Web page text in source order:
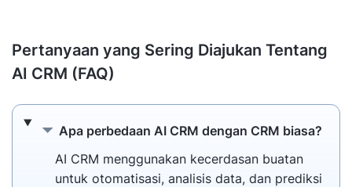
Pertanyaan yang Sering Diajukan Tentang
AI CRM (FAQ)
Apa perbedaan AI CRM dengan CRM biasa?
Apa perbedaan AI CRM dengan CRM biasa?
AI CRM menggunakan kecerdasan buatan
untuk otomatisasi, analisis data, dan prediksi